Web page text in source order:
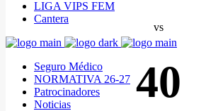
LIGA VIPS FEM
Cantera
Seguro Médico
NORMATIVA 26-27
Patrocinadores
Noticias
vs
40